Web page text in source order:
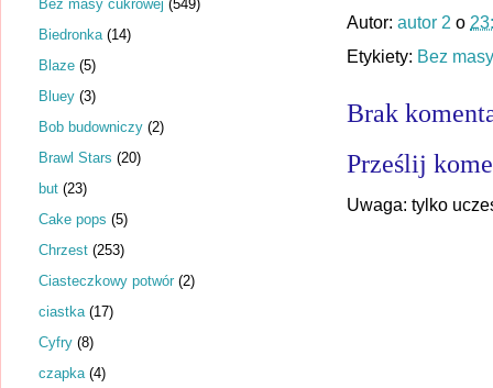
Autor: autor 2 o
Etykiety: Bez
Brak
Prześlij
Uwaga: tylko
Bez masy cukrowej (549)
Biedronka (14)
Blaze (5)
Bluey (3)
Bob budowniczy (2)
Brawl Stars (20)
but (23)
Cake pops (5)
Chrzest (253)
Ciasteczkowy potwór (2)
ciastka (17)
Cyfry (8)
czapka (4)